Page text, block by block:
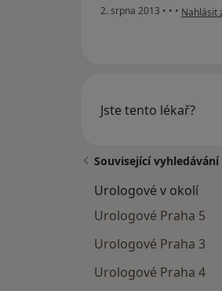
2. srpna 2013 • • • podle
Nahlásit
Jste tento lékař?
Související vyhledávání
Urologové v okolí
Urologové Praha 5
Urologové Praha 3
Urologové Praha 4